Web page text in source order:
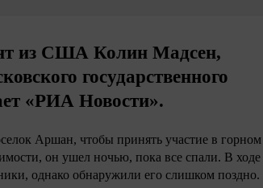
из США Колин Мадсен,
государственного
«РИА Новости».
Аршан, чтобы принять участие в горном
он ушел ночью, пока все спали. В ходе
однако обнаружили его слишком поздно.